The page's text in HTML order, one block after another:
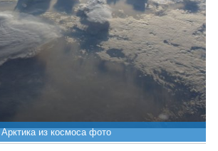
Арктика из космоса фото